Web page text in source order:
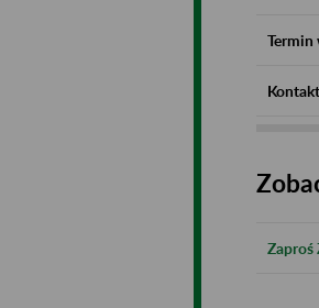
Termin
Kontakt
Zaproś